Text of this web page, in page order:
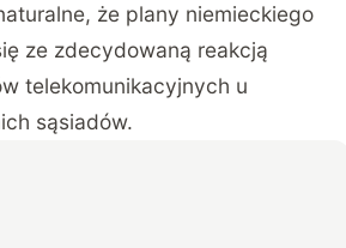
że plany niemieckiego
ze zdecydowaną reakcją
telekomunikacyjnych u
sąsiadów.